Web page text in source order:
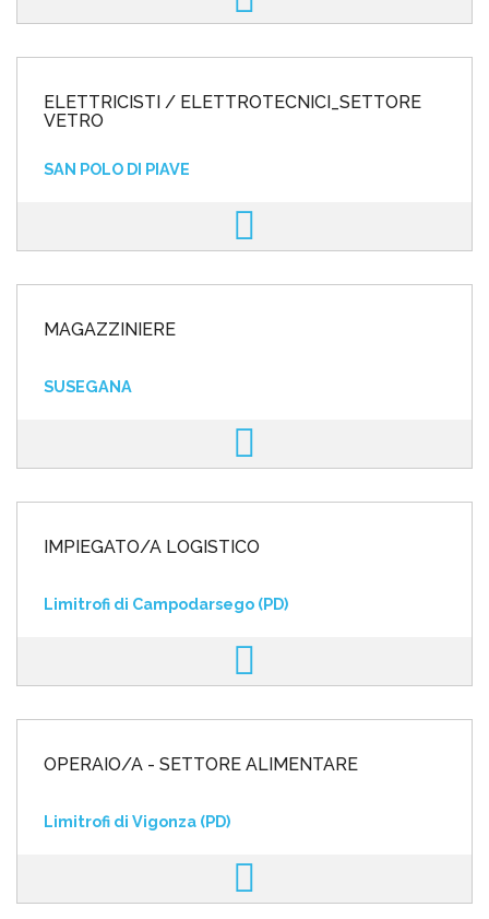
ELETTRICISTI / ELETTROTECNICI_SETTORE
VETRO
SAN POLO DI PIAVE
MAGAZZINIERE
SUSEGANA
IMPIEGATO/A LOGISTICO
Limitrofi di Campodarsego (PD)
OPERAIO/A - SETTORE ALIMENTARE
Limitrofi di Vigonza (PD)